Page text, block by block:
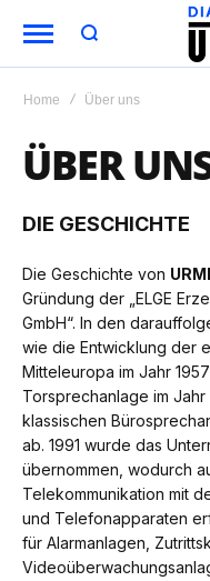
Home Über uns
ÜBER
DIE GESCHICHTE
Die Geschichte von
Gründung der „ELGE
GmbH“. In den
wie die Entwicklung der
Mitteleuropa im Jahr
Torsprechanlage im
klassischen
ab. 1991 wurde das
übernommen, wodurch
Telekommunikation mit
und Telefonapparaten
für Alarmanlagen,